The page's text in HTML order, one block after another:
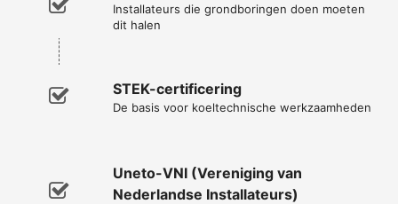
Installateurs die grondboringen doen moeten
dit halen
STEK-certificering
De basis voor koeltechnische werkzaamheden
Uneto-VNI (Vereniging van
Nederlandse Installateurs)